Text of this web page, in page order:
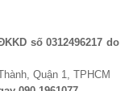
số 0312496217 do
Quận 1, TPHCM